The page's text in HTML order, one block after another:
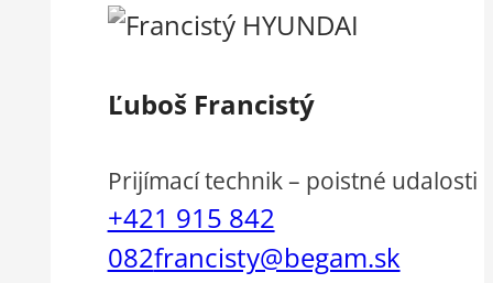
Ľuboš Francistý
Prijímací technik – poistné udalosti
+421 915 842
082francisty@begam.sk